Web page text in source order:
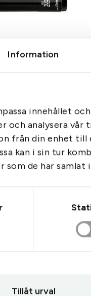
Information
innehållet
och analysera vår
från din enhet till
kan i sin tur
de har samlat
Tillåt urval